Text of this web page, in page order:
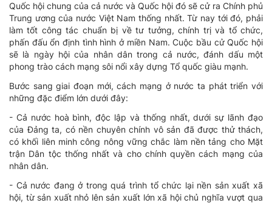
Quốc hội chung của cả nước và Quốc hội đó sẽ cử ra Chính phủ
Trung ương của nước Việt Nam thống nhất. Từ nay tới đó, phải
làm tốt công tác chuẩn bị về tư tưởng, chính trị và tổ chức,
phấn đấu ổn định tình hình ở miền Nam. Cuộc bầu cử Quốc hội
sẽ là ngày hội của nhân dân trong cả nước, đánh dấu một
phong trào cách mạng sôi nổi xây dựng Tổ quốc giàu mạnh.
Bước sang giai đoạn mới, cách mạng ở nước ta phát triển với
những đặc điểm lớn dưới đây:
- Cả nước hoà bình, độc lập và thống nhất, dưới sự lãnh đạo
của Đảng ta, có nền chuyên chính vô sản đã được thử thách,
có khối liên minh công nông vững chắc làm nền tảng cho Mặt
trận Dân tộc thống nhất và cho chính quyền cách mạng của
nhân dân.
- Cả nước đang ở trong quá trình tổ chức lại nền sản xuất xã
hội, từ sản xuất nhỏ lên sản xuất lớn xã hội chủ nghĩa vượt qua